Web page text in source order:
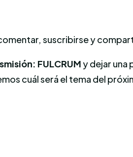
suscribirse y
FULCRUMy dejar una
cuál será el tema del